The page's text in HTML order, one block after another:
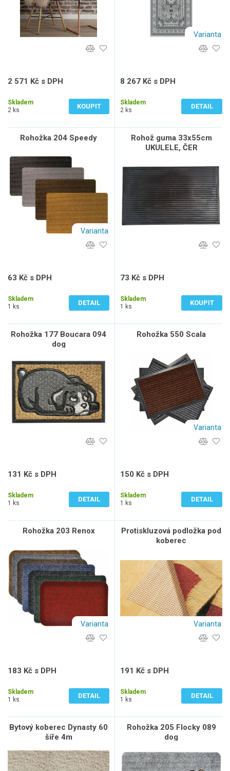
2 571 Kč s DPH
Skladem
2 ks
KOUPIT
Varianta
8 267 Kč s DPH
Skladem
2 ks
DETAIL
Rohožka 204 Speedy
Varianta
63 Kč s DPH
Skladem
1 ks
DETAIL
Rohož guma 33x55cm
UKULELE, ČER
73 Kč s DPH
Skladem
1 ks
KOUPIT
Rohožka 177 Boucara 094
dog
131 Kč s DPH
Skladem
1 ks
DETAIL
Rohožka 550 Scala
Varianta
150 Kč s DPH
Skladem
1 ks
DETAIL
Rohožka 203 Renox
Varianta
183 Kč s DPH
Skladem
1 ks
DETAIL
Protiskluzová podložka pod
koberec
Varianta
191 Kč s DPH
Skladem
1 ks
DETAIL
Bytový koberec Dynasty 60
šíře 4m
Rohožka 205 Flocky 089
dog